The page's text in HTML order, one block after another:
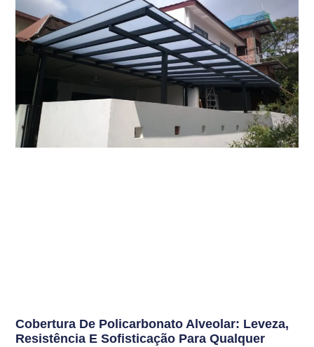
Cobertura De Policarbonato Alveolar: Leveza,
Resistência E Sofisticação Para Qualquer